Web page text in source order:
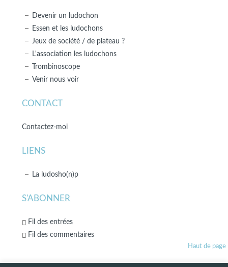
Devenir un ludochon
Essen et les ludochons
Jeux de société / de plateau ?
L'association les ludochons
Trombinoscope
Venir nous voir
CONTACT
Contactez-moi
LIENS
La ludosho(n)p
S'ABONNER
Fil des entrées
Fil des commentaires
Haut de page